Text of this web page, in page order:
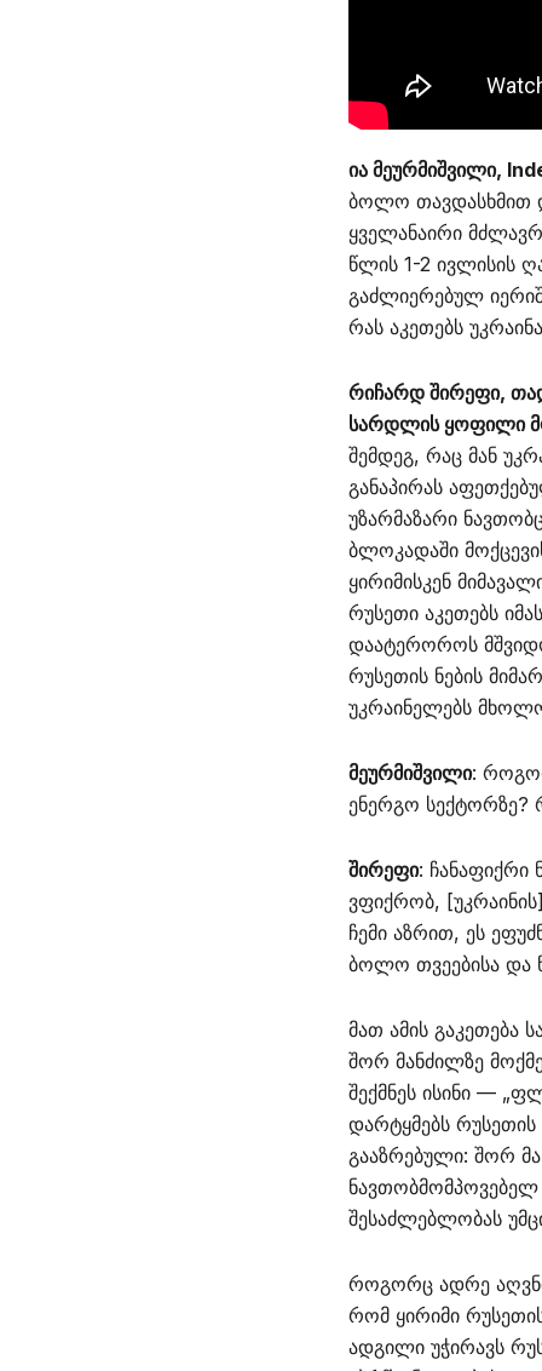
ია მეურმიშვილი,
ბოლო თავდასხმით
ყველანაირი
წლის 1-2 ივლისის
გაძლიერებულ
რას აკეთებს
რიჩარდ შირეფი,
სარდლის ყოფილი
შემდეგ, რაც მან
განაპირას
უზარმაზარი
ბლოკადაში
ყირიმისკენ
რუსეთი აკეთებს
დაატეროროს
რუსეთის ნების
უკრაინელებს
მეურმიშვილი:
ენერგო სექტორზე?
შირეფი:
ვფიქრობ,
ჩემი აზრით, ეს
ბოლო თვეებისა და
მათ ამის გაკეთება
შორ მანძილზე
შექმნეს ისინი —
დარტყმებს
გააზრებული: შორ
ნავთობმომპოვებელ
შესაძლებლობას
როგორც ადრე
რომ ყირიმი
ადგილი უჭირავს